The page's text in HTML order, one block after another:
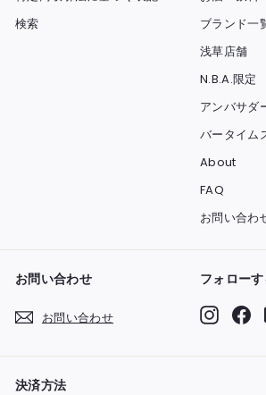
検索
ブランド一
浅草店舗
N.B.A.限定
アンバサダ
バータイム
About
FAQ
お問い合わ
お問い合わせ
お問い合わせ
フォロー
決済方法